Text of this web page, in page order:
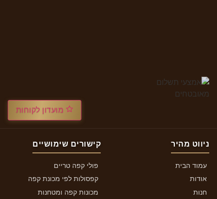
ניווט מהיר
עמוד הבית
אודות
חנות
קישורים שימושיים
פולי קפה טריים
קפסולות לפי מכונת קפה
מכונות קפה ומטחנות